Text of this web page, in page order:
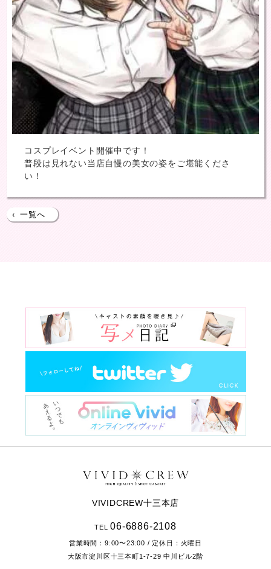
コスプレイベント開催中です！
普段は見れない当店自慢の美女の姿をご堪能くださ
い！
‹ 一覧へ
VIVIDCREW十三本店
TEL06-6886-2108
営業時間： 9:00〜23:00 / 定休日：火曜日
大阪市淀川区十三本町1-7-29 中川ビル2階